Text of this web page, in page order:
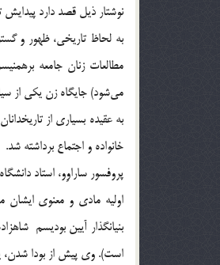
نوشتار ذيل قصد دارد
به لحاظ تاريخي، ظهور و
مطالعات زنان جامعه
مي‌شود) جايگاه زن يكي از
به عقيده بسياري از
خانواده و اجتماع برداشته شد.
پروفسور ساراوِو، استاد
اوليه مادي و معنوي ايشان
بنيانگذار آيين بوديسم
است). وي پيش از بودا شدن،